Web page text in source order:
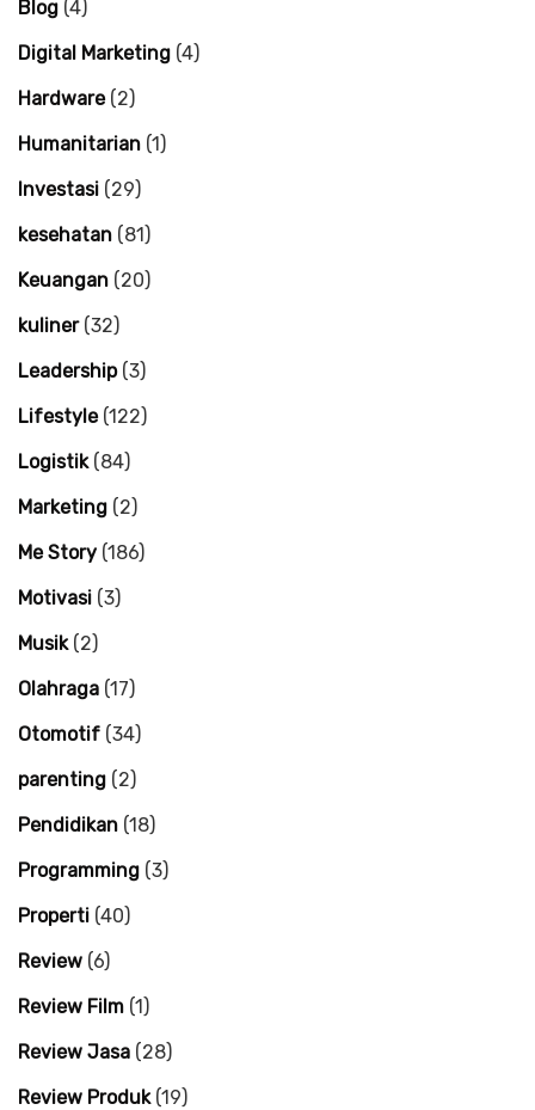
Blog (4)
Digital Marketing (4)
Hardware(2)
Humanitarian (1)
Investasi (29)
kesehatan (81)
Keuangan (20)
kuliner(32)
Leadership(3)
Lifestyle(122)
Logistik(84)
Marketing (2)
Me Story (186)
Motivasi (3)
Musik(2)
Olahraga (17)
Otomotif (34)
parenting (2)
Pendidikan (18)
Programming (3)
Properti (40)
Review (6)
Review Film (1)
Review Jasa (28)
Review Produk(19)